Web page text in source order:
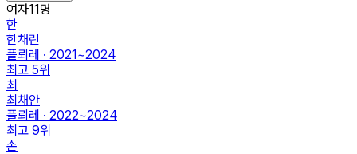
여자11 명
한
한채린
플뢰레 · 2021~2024
최고 5위
최
최채안
플뢰레 · 2022~2024
최고 9위
손